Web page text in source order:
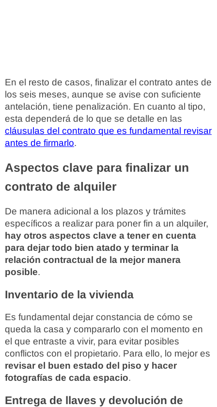
En el resto de casos, finalizar el contrato antes de
los seis meses, aunque se avise con suficiente
antelación, tiene penalización. En cuanto al tipo,
esta dependerá de lo que se detalle en las
cláusulas del contrato que es fundamental revisar
antes de firmarlo.
Aspectos clave para finalizar un
contrato de alquiler
De manera adicional a los plazos y trámites
específicos a realizar para poner fin a un alquiler,
hay otros aspectos clave a tener en cuenta
para dejar todo bien atado y terminar la
relación contractual de la mejor manera
posible.
Inventario de la vivienda
Es fundamental dejar constancia de cómo se
queda la casa y compararlo con el momento en
el que entraste a vivir, para evitar posibles
conflictos con el propietario. Para ello, lo mejor es
revisar el buen estado del piso y hacer
fotografías de cada espacio.
Entrega de llaves y devolución de